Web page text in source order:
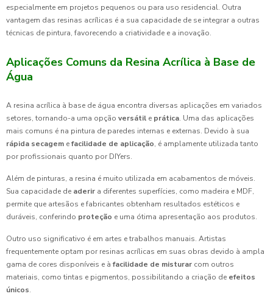
especialmente em projetos pequenos ou para uso residencial. Outra
vantagem das resinas acrílicas é a sua capacidade de se integrar a outras
técnicas de pintura, favorecendo a criatividade e a inovação.
Aplicações Comuns da Resina Acrílica à Base de
Água
A resina acrílica à base de água encontra diversas aplicações em variados
setores, tornando-a uma opção versátil e prática. Uma das aplicações
mais comuns é na pintura de paredes internas e externas. Devido à sua
rápida secagem efacilidade de aplicação, é amplamente utilizada tanto
por profissionais quanto por DIYers.
Além de pinturas, a resina é muito utilizada em acabamentos de móveis.
Sua capacidade de aderir a diferentes superfícies, como madeira e MDF,
permite que artesãos e fabricantes obtenham resultados estéticos e
duráveis, conferindo proteção e uma ótima apresentação aos produtos.
Outro uso significativo é em artes e trabalhos manuais. Artistas
frequentemente optam por resinas acrílicas em suas obras devido à ampla
gama de cores disponíveis e à facilidade de misturar com outros
materiais, como tintas e pigmentos, possibilitando a criação de efeitos
únicos.